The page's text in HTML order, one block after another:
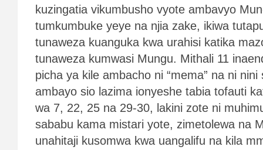
kuzingatia vikumbusho vyote ambavyo
tumkumbuke yeye na njia zake, ikiwa
tunaweza kuanguka kwa urahisi katika
tunaweza kumwasi Mungu. Mithali 11
picha ya kile ambacho ni “mema” na ni nini
ambayo sio lazima ionyeshe tabia tofauti
wa 7, 22, 25 na 29-30, lakini zote ni
sababu kama mistari yote, zimetolewa na
unahitaji kusomwa kwa uangalifu na kila